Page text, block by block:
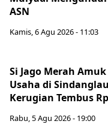
ASN
Kamis, 6 Agu 2026 - 11:03
Si Jago Merah
Usaha di
Kerugian Tembus
Rabu, 5 Agu 2026 - 19:00